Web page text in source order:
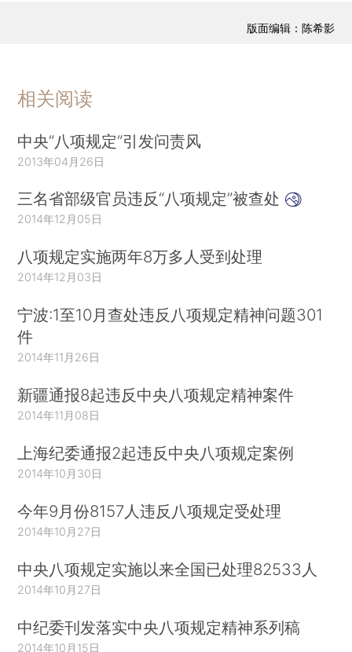
版面编辑：陈希影
相关阅读
中央“八项规定”引发问责风
2013年04月26日
三名省部级官员违反“八项规定”被查处
2014年12月05日
八项规定实施两年8万多人受到处理
2014年12月03日
宁波:1至10月查处违反八项规定精神问题301
件
2014年11月26日
新疆通报8起违反中央八项规定精神案件
2014年11月08日
上海纪委通报2起违反中央八项规定案例
2014年10月30日
今年9月份8157人违反八项规定受处理
2014年10月27日
中央八项规定实施以来全国已处理82533人
2014年10月27日
中纪委刊发落实中央八项规定精神系列稿
2014年10月15日